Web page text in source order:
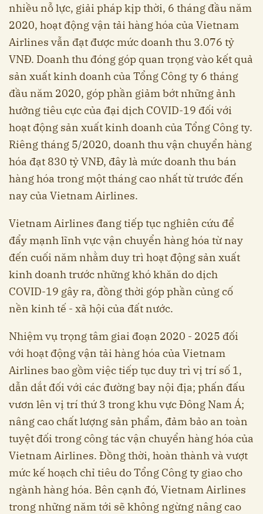
nhiều nỗ lực, giải pháp kịp thời, 6 tháng đầu năm
2020, hoạt động vận tải hàng hóa của Vietnam
Airlines vẫn đạt được mức doanh thu 3.076 tỷ
VNĐ. Doanh thu đóng góp quan trọng vào kết quả
sản xuất kinh doanh của Tổng Công ty 6 tháng
đầu năm 2020, góp phần giảm bớt những ảnh
hưởng tiêu cực của đại dịch COVID-19 đối với
hoạt động sản xuất kinh doanh của Tổng Công ty.
Riêng tháng 5/2020, doanh thu vận chuyển hàng
hóa đạt 830 tỷ VNĐ, đây là mức doanh thu bán
hàng hóa trong một tháng cao nhất từ trước đến
nay của Vietnam Airlines.
Vietnam Airlines đang tiếp tục nghiên cứu để
đẩy mạnh lĩnh vực vận chuyển hàng hóa từ nay
đến cuối năm nhằm duy trì hoạt động sản xuất
kinh doanh trước những khó khăn do dịch
COVID-19 gây ra, đồng thời góp phần củng cố
nền kinh tế - xã hội của đất nước.
Nhiệm vụ trọng tâm giai đoạn 2020 - 2025 đối
với hoạt động vận tải hàng hóa của Vietnam
Airlines bao gồm việc tiếp tục duy trì vị trí số 1,
dẫn dắt đối với các đường bay nội địa; phấn đấu
vươn lên vị trí thứ 3 trong khu vực Đông Nam Á;
nâng cao chất lượng sản phẩm, đảm bảo an toàn
tuyệt đối trong công tác vận chuyển hàng hóa của
Vietnam Airlines. Đồng thời, hoàn thành và vượt
mức kế hoạch chỉ tiêu do Tổng Công ty giao cho
ngành hàng hóa. Bên cạnh đó, Vietnam Airlines
trong những năm tới sẽ không ngừng nâng cao